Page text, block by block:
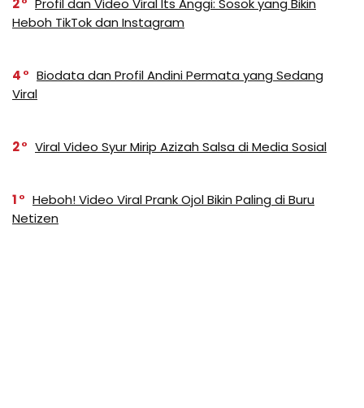
2
Profil dan Video Viral Its Anggi: Sosok yang Bikin
Heboh TikTok dan Instagram
4
Biodata dan Profil Andini Permata yang Sedang
Viral
2 Viral Video Syur Mirip Azizah Salsa di Media Sosial
1
Heboh! Video Viral Prank Ojol Bikin Paling di Buru
Netizen